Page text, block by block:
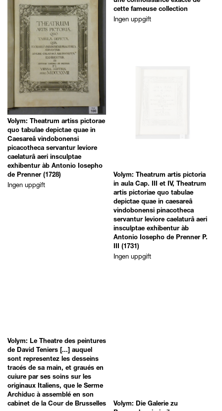
cette fameuse collection
Ingen uppgift
Volym: Theatrum artiss pictorae
quo tabulae depictae quae in
Caesareâ vindobonensi
picacotheca servantur leviore
caelaturâ aeri insculptae
exhibentur àb Antonio Iosepho
de Prenner (1728)
Ingen uppgift
Volym: Theatrum artis pictoria
in aula Cap. III et IV, Theatrum
artis pictoriae quo tabulae
depictae quae in caesareâ
vindobonensi pinacotheca
servantur leviore caelaturâ aeri
insculptae exhibentur àb
Antonio Iosepho de Prenner P.
III (1731)
Ingen uppgift
Volym: Le Theatre des peintures
de David Teniers [...] auquel
sont representez les desseins
tracés de sa main, et graués en
cuiure par ses soins sur les
originaux Italiens, que le Serme
Archiduc à assemblé en son
cabinet de la Cour de Brusselles